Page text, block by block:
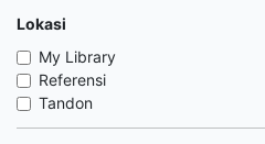
Lokasi
My Library
Referensi
Tandon